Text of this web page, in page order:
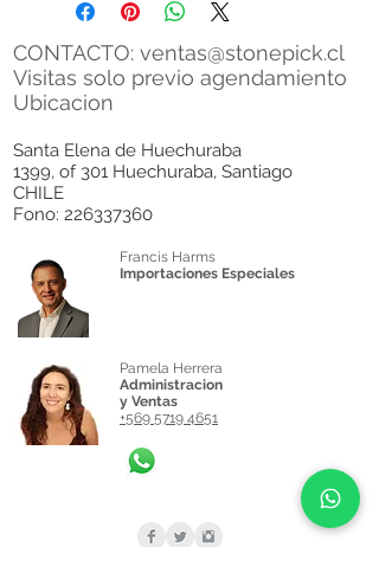
CONTACTO: ventas@stonepick.cl
Visitas solo previo agendamiento
Ubicacion
Santa Elena de Huechuraba
1399, of 301 Huechuraba, Santiago
CHILE
Fono: 226337360
Francis Harms
Importaciones Especiales
Pamela Herrera
Administracion
y Ventas
+569 5719 4651